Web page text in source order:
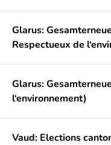
Glarus:
Respectueux de
Glarus:
l‘environnement)
Vaud: Elections